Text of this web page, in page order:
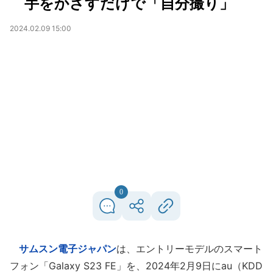
2024.02.09 15:00
0
サムスン電子ジャパンは、エントリーモデルのスマート
フォン「Galaxy S23 FE」を、2024年2月9日にau（KDD